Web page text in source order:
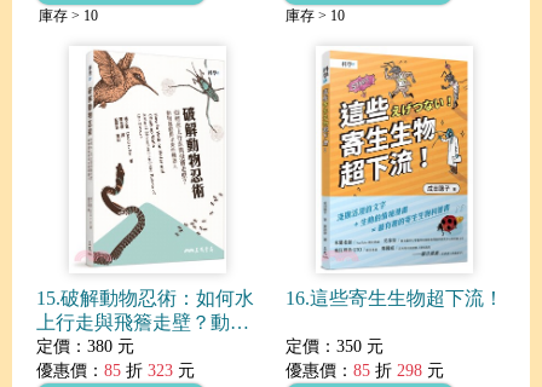
庫存 > 10 庫存 > 10
15.破解動物忍術：如何水
上行走與飛簷走壁？動物
運動與未來的機器人
定價：380 元
優惠價： 85 折 323 元
16.這些寄生生物超下流！
定價：350 元
優惠價： 85 折 298 元